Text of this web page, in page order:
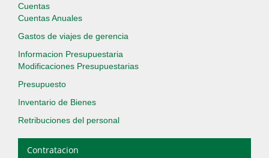
Cuentas
Cuentas Anuales
Gastos de viajes de gerencia
Informacion Presupuestaria
Modificaciones Presupuestarias
Presupuesto
Inventario de Bienes
Retribuciones del personal
Contratacion